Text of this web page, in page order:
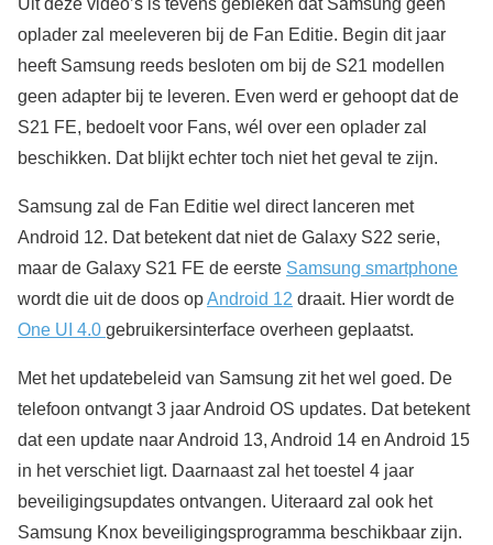
Uit deze video’s is tevens gebleken dat Samsung geen
oplader zal meeleveren bij de Fan Editie. Begin dit jaar
heeft Samsung reeds besloten om bij de S21 modellen
geen adapter bij te leveren. Even werd er gehoopt dat de
S21 FE, bedoelt voor Fans, wél over een oplader zal
beschikken. Dat blijkt echter toch niet het geval te zijn.
Samsung zal de Fan Editie wel direct lanceren met
Android 12. Dat betekent dat niet de Galaxy S22 serie,
maar de Galaxy S21 FE de eerste Samsung smartphone
wordt die uit de doos opAndroid 12 draait. Hier wordt de
One UI 4.0 gebruikersinterface overheen geplaatst.
Met het updatebeleid van Samsung zit het wel goed. De
telefoon ontvangt 3 jaar Android OS updates. Dat betekent
dat een update naar Android 13, Android 14 en Android 15
in het verschiet ligt. Daarnaast zal het toestel 4 jaar
beveiligingsupdates ontvangen. Uiteraard zal ook het
Samsung Knox beveiligingsprogramma beschikbaar zijn.